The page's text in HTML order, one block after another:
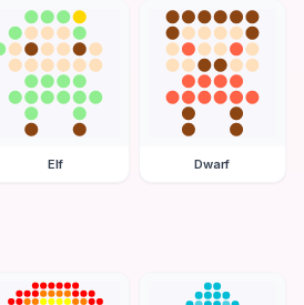
Elf Dwarf